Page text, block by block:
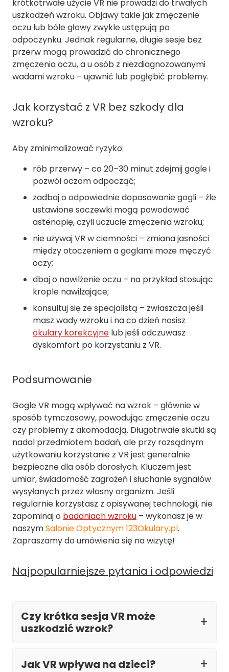
krótkotrwałe użycie VR nie prowadzi do trwałych
uszkodzeń wzroku. Objawy takie jak zmęczenie
oczu lub bóle głowy zwykle ustępują po
odpoczynku. Jednak regularne, długie sesje bez
przerw mogą prowadzić do chronicznego
zmęczenia oczu, a u osób z niezdiagnozowanymi
wadami wzroku – ujawnić lub pogłębić problemy.
Jak korzystać z VR bez szkody dla
wzroku?
Aby zminimalizować ryzyko:
rób przerwy – co 20–30 minut zdejmij gogle i
pozwól oczom odpocząć;
zadbaj o odpowiednie dopasowanie gogli – źle
ustawione soczewki mogą powodować
astenopię, czyli uczucie zmęczenia wzroku;
nie używaj VR w ciemności – zmiana jasności
między otoczeniem a goglami może męczyć
oczy;
dbaj o nawilżenie oczu – na przykład stosując
krople nawilżające;
konsultuj się ze specjalistą – zwłaszcza jeśli
masz wady wzroku i na co dzień nosisz
okulary korekcyjne lub jeśli odczuwasz
dyskomfort po korzystaniu z VR.
Podsumowanie
Gogle VR mogą wpływać na wzrok – głównie w
sposób tymczasowy, powodując zmęczenie oczu
czy problemy z akomodacją. Długotrwałe skutki są
nadal przedmiotem badań, ale przy rozsądnym
użytkowaniu korzystanie z VR jest generalnie
bezpieczne dla osób dorosłych. Kluczem jest
umiar, świadomość zagrożeń i słuchanie sygnałów
wysyłanych przez własny organizm. Jeśli
regularnie korzystasz z opisywanej technologii, nie
zapominaj o badaniach wzroku – wykonasz je w
naszymSalonie Optycznym 123Okulary.pl.
Zapraszamy do umówienia się na wizytę!
Najpopularniejsze pytania i odpowiedzi
Czy krótka sesja VR może
uszkodzić wzrok?
Jak VR wpływa na dzieci?